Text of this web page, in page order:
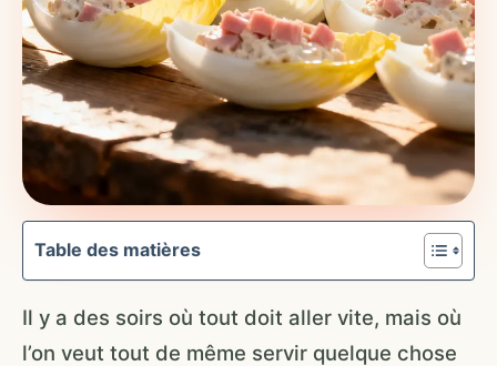
Table des matières
Il y a des soirs où tout doit aller vite, mais où
l’on veut tout de même servir quelque chose